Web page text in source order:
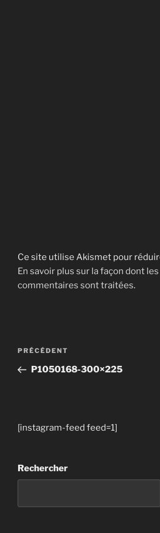
Ce site utilise Akismet pour
En savoir plus sur la façon dont
commentaires sont traitées.
Navigation
l’article
Article
précédent
PRÉCÉDENT
P1050168-300×225
[instagram-feed feed=1]
Rechercher